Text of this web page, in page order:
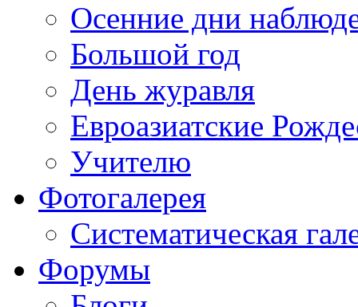
Осенние дни
Большой год
День журавля
Евроазиатские
Учителю
Фотогалерея
Систематическая
Форумы